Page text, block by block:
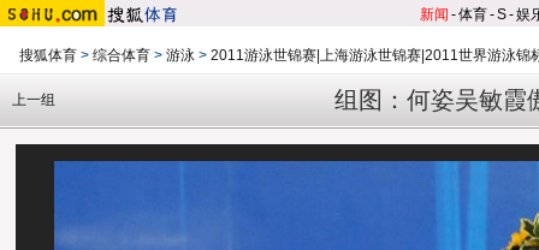
新闻 -体育-S-娱
搜狐体育 > 综合体育 > 游泳 > 2011游泳世锦赛|上海游泳世锦赛|2011世界游泳锦
组图：何姿吴敏霞
上一组